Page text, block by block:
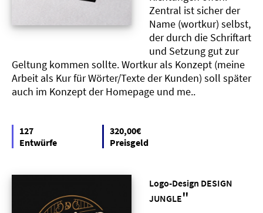
Zentral ist sicher der
Name (wortkur) selbst,
der durch die Schriftart
und Setzung gut zur
Geltung kommen sollte. Wortkur als Konzept (meine
Arbeit als Kur für Wörter/Texte der Kunden) soll später
auch im Konzept der Homepage und me..
127
Entwürfe
320,00€
Preisgeld
Logo-Design DESIGN
JUNGLE"